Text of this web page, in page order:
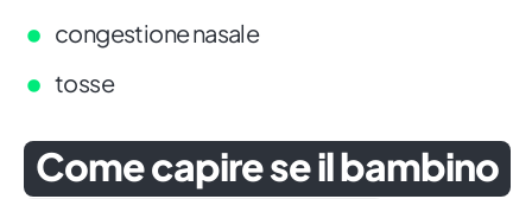
congestione nasale
tosse
Come capire se il bambino